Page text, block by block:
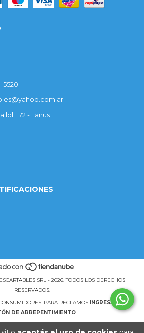
5520
1172 - Lanus
SRL - 2026. TODOS LOS DERECHOS
RESERVADOS.
PARA RECLAMOS INGRESÁ ACÁ.
DE ARREPENTIMIENTO